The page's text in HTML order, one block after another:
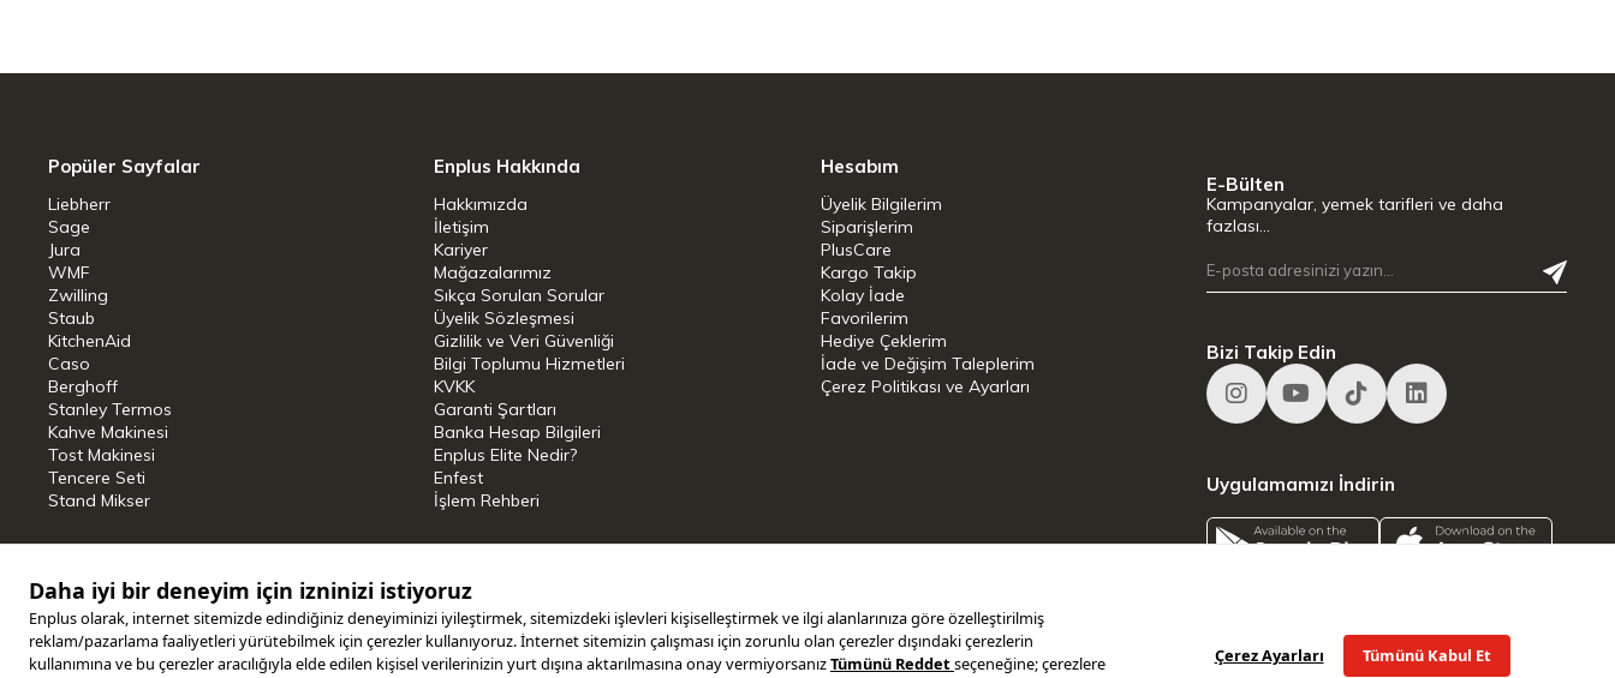
Popüler Sayfalar
Liebherr
Sage
Jura
WMF
Zwilling
Staub
KitchenAid
Caso
Berghoff
Stanley Termos
Kahve Makinesi
Tost Makinesi
Tencere Seti
Stand Mikser
Enplus Hakkında
Hakkımızda
İletişim
Kariyer
Mağazalarımız
Sıkça Sorulan Sorular
Üyelik Sözleşmesi
Gizlilik ve Veri Güvenliği
Bilgi Toplumu Hizmetleri
KVKK
Garanti Şartları
Banka Hesap Bilgileri
Enplus Elite Nedir?
Enfest
İşlem Rehberi
Hesabım
Üyelik Bilgilerim
Siparişlerim
PlusCare
Kargo Takip
Kolay İade
Favorilerim
Hediye Çeklerim
İade ve Değişim Taleplerim
Çerez Politikası ve Ayarları
E-Bülten
Kampanyalar, yemek tarifleri ve daha
fazlası…
Bizi Takip Edin
Uygulamamızı İndirin
Copyright © 2025 ENPLUS | Tüm hakları saklıdır.